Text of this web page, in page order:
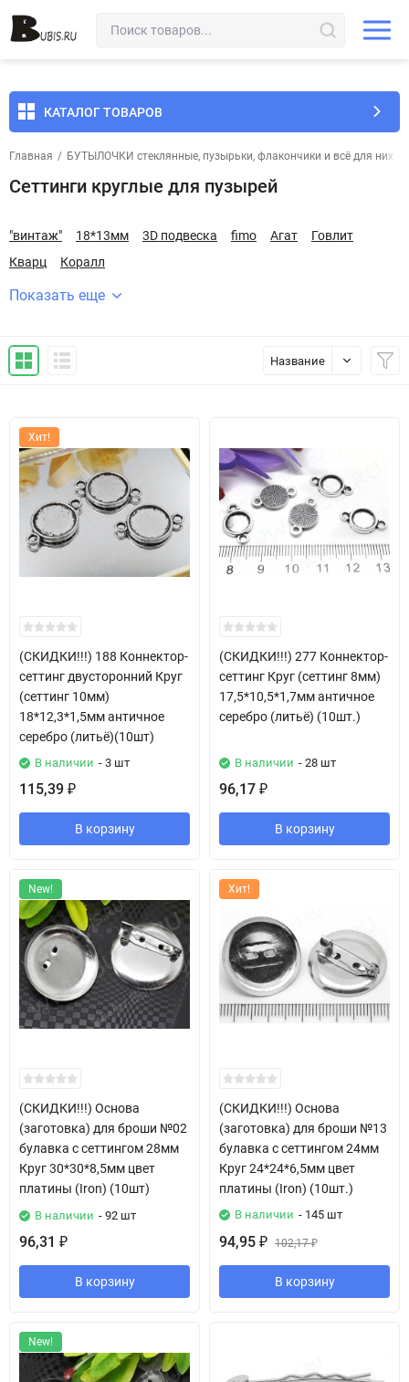
КАТАЛОГ ТОВАРОВ
Главная / БУТЫЛОЧКИ стеклянные, пузырьки, флакончики и всё для них
Сеттинги круглые для пузырей
"винтаж" 18*13мм 3D подвеска fimo Агат
Говлит
Кварц
Коралл
Показать еще
Название
Хит!
(СКИДКИ!!!) 188 Коннектор-
сеттинг двусторонний Круг
(сеттинг 10мм)
18*12,3*1,5мм античное
серебро (литьё)(10шт)
В наличии - 3 шт
115,39 ₽
В корзину
(СКИДКИ!!!) 277 Коннектор-
сеттинг Круг (сеттинг 8мм)
17,5*10,5*1,7мм античное
серебро (литьё) (10шт.)
В наличии - 28 шт
96,17 ₽
В корзину
New!
(СКИДКИ!!!) Основа
(заготовка) для броши №02
булавка с сеттингом 28мм
Круг 30*30*8,5мм цвет
платины (Iron) (10шт)
В наличии - 92 шт
96,31 ₽
В корзину
Хит!
(СКИДКИ!!!) Основа
(заготовка) для броши №13
булавка с сеттингом 24мм
Круг 24*24*6,5мм цвет
платины (Iron) (10шт.)
В наличии - 145 шт
94,95 ₽ 102,17₽
В корзину
New!